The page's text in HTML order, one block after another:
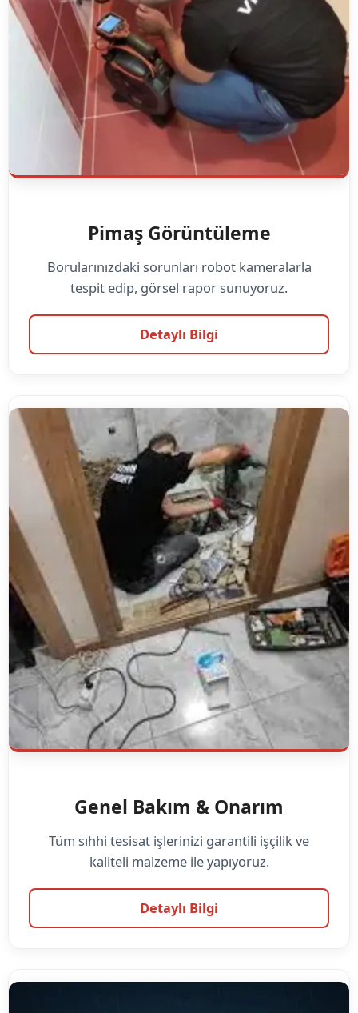
Pimaş Görüntüleme
Borularınızdaki sorunları robot kameralarla
tespit edip, görsel rapor sunuyoruz.
Detaylı Bilgi
Genel Bakım & Onarım
Tüm sıhhi tesisat işlerinizi garantili işçilik ve
kaliteli malzeme ile yapıyoruz.
Detaylı Bilgi